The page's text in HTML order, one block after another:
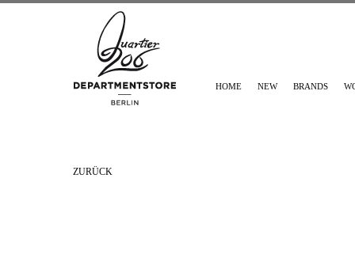
HOME NEW BRANDS
ZURÜCK